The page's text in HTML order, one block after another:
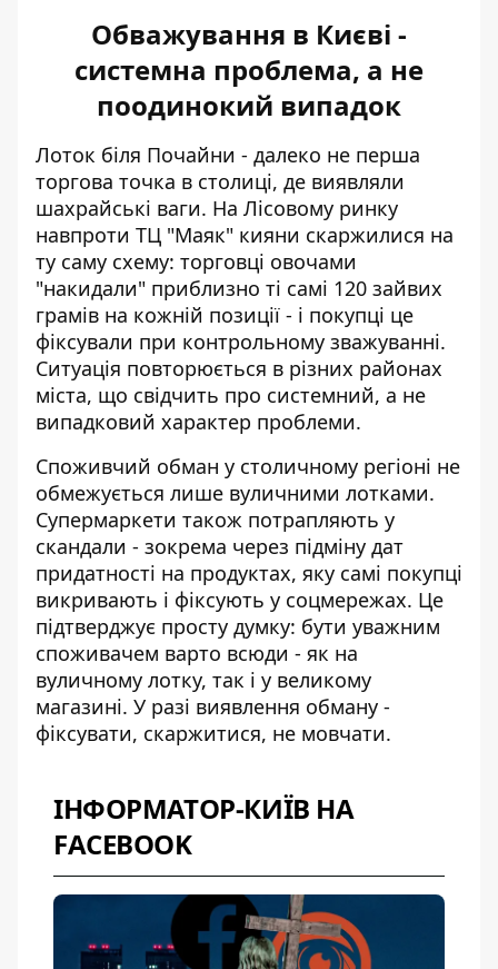
Обважування в Києві -
системна проблема, а не
поодинокий випадок
Лоток біля Почайни - далеко не перша
торгова точка в столиці, де виявляли
шахрайські ваги. На Лісовому ринку
навпроти ТЦ "Маяк" кияни скаржилися на
ту саму схему: торговці овочами
"накидали" приблизно ті самі 120 зайвих
грамів на кожній позиції - і покупці це
фіксували при контрольному зважуванні.
Ситуація повторюється в різних районах
міста, що свідчить про системний, а не
випадковий характер проблеми.
Споживчий обман у столичному регіоні не
обмежується лише вуличними лотками.
Супермаркети також потрапляють у
скандали - зокрема через підміну дат
придатності на продуктах, яку самі покупці
викривають і фіксують у соцмережах. Це
підтверджує просту думку: бути уважним
споживачем варто всюди - як на
вуличному лотку, так і у великому
магазині. У разі виявлення обману -
фіксувати, скаржитися, не мовчати.
ІНФОРМАТОР-КИЇВ НА
FACEBOOK